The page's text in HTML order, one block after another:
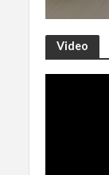
Video